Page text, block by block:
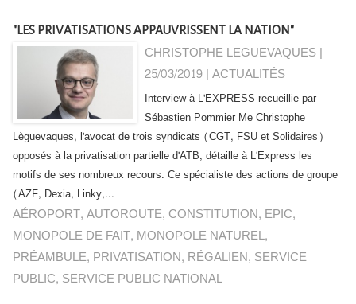
"LES PRIVATISATIONS APPAUVRISSENT LA NATION"
CHRISTOPHE LEGUEVAQUES |
25/03/2019|ACTUALITÉS
Interview à L'EXPRESS recueillie par
Sébastien Pommier Me Christophe
Lèguevaques, l'avocat de trois syndicats (CGT, FSU et Solidaires)
opposés à la privatisation partielle d'ATB, détaille à L'Express les
motifs de ses nombreux recours. Ce spécialiste des actions de groupe
(AZF, Dexia, Linky,...
AÉROPORT,AUTOROUTE, CONSTITUTION, EPIC,
MONOPOLE DE FAIT, MONOPOLE NATUREL,
PRÉAMBULE, PRIVATISATION, RÉGALIEN, SERVICE
PUBLIC, SERVICE PUBLIC NATIONAL